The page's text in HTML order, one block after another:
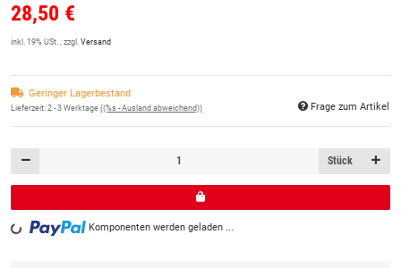
28,50 €
inkl. 19% USt. , zzgl. Versand
Geringer Lagerbestand
Lieferzeit: 2 - 3 Werktage ((%s - Ausland abweichend)) Frage zum Artikel
Stück
Loading... Komponenten werden geladen ...